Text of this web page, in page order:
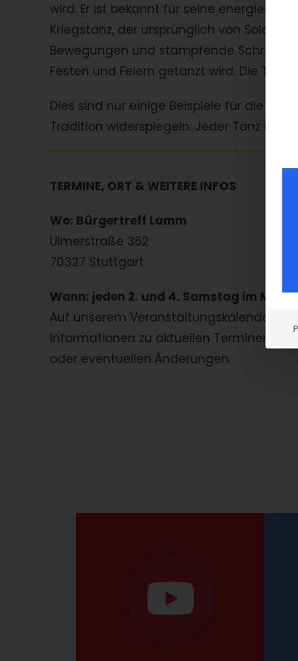
wird. Er ist bekannt für seine
Kriegstanz, der ursprünglich von
Bewegungen und stampfende Schritte
Festen und Feiern getanzt wird. Die
Dies sind nur einige Beispiele für die
Tradition widerspiegeln. Jeder Tanz hat
TERMINE, ORT & WEITERE INFOS
Wo: Bürgertreff Lamm
Ulmerstraße 352
70327 Stuttgart
Wann: jeden 2. und 4. Samstag im
Auf unserem Veranstaltungskalender
Informationen zu aktuellen Terminen
oder eventuellen Änderungen.